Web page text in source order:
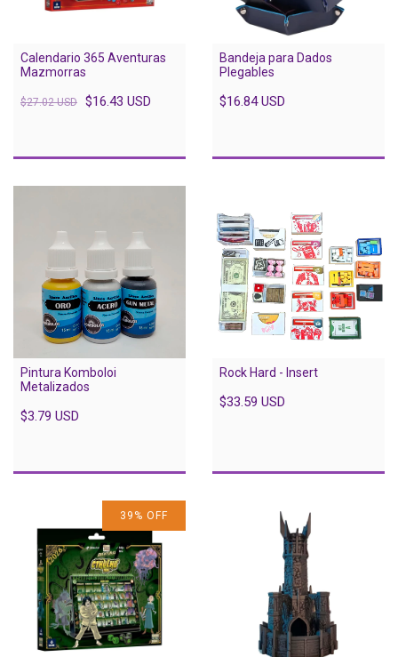
Calendario 365 Aventuras
Mazmorras
$27.02 USD $16.43 USD
Bandeja para Dados
Plegables
$16.84 USD
Pintura Komboloi
Metalizados
$3.79 USD
Rock Hard - Insert
$33.59 USD
39 % OFF